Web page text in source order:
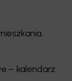
– kalendarz